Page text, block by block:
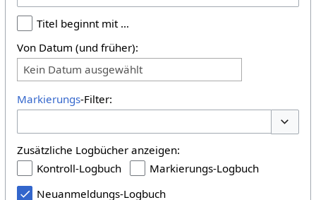
Titel beginnt mit …
Von Datum (und früher):
Kein Datum ausgewählt
Markierungs-Filter:
Zusätzliche Logbücher anzeigen:
Kontroll-Logbuch
Markierungs-Logbuch
Neuanmeldungs-Logbuch